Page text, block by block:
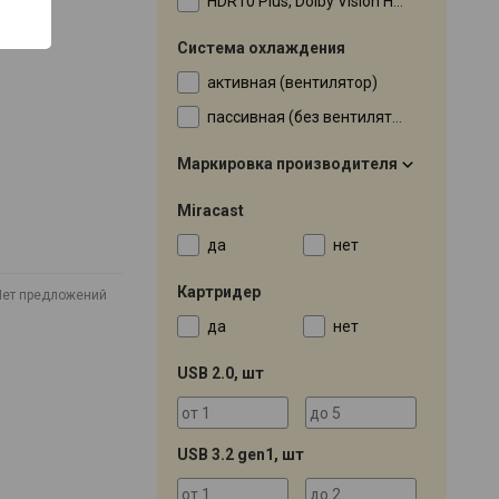
предложений
Система охлаждения
активная (вентилятор)
пассивная (без вентилятора)
Маркировка производителя
Miracast
да
нет
Картридер
да
нет
USB 2.0, шт
USB 3.2 gen1, шт